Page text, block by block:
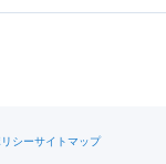
シーサイトマップ